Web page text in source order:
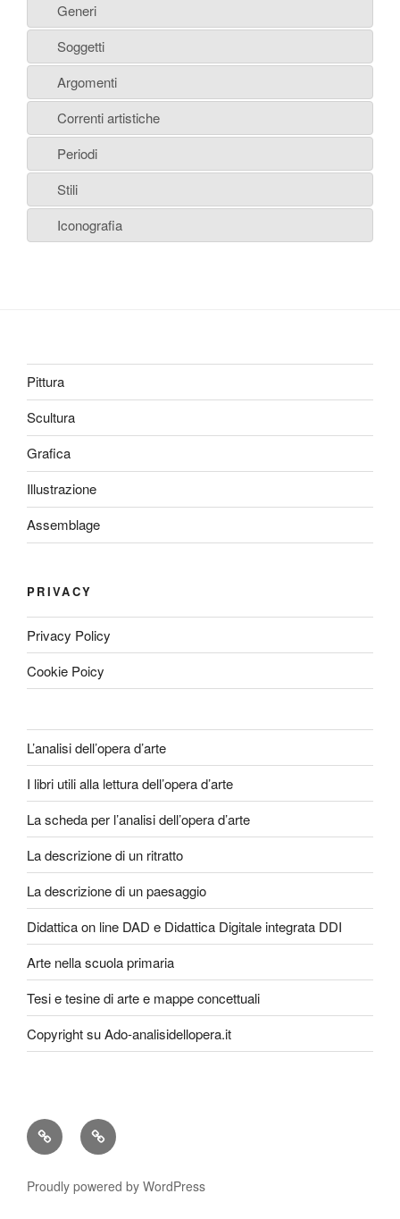
Generi
Soggetti
Argomenti
Correnti artistiche
Periodi
Stili
Iconografia
Pittura
Scultura
Grafica
Illustrazione
Assemblage
PRIVACY
Privacy Policy
Cookie Poicy
L’analisi dell’opera d’arte
I libri utili alla lettura dell’opera d’arte
La scheda per l’analisi dell’opera d’arte
La descrizione di un ritratto
La descrizione di un paesaggio
Didattica on line DAD e Didattica Digitale integrata DDI
Arte nella scuola primaria
Tesi e tesine di arte e mappe concettuali
Copyright su Ado-analisidellopera.it
Privacy
Policy
Cookie
Poicy
Proudly powered by WordPress